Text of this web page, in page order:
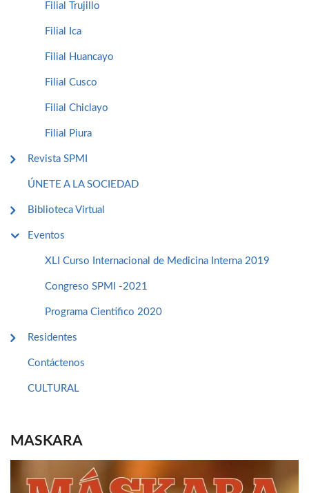
Filial Trujillo
Filial Ica
Filial Huancayo
Filial Cusco
Filial Chiclayo
Filial Piura
Revista SPMI
ÚNETE A LA SOCIEDAD
Biblioteca Virtual
Eventos
XLI Curso Internacional de Medicina Interna 2019
Congreso SPMI -2021
Programa Cientifico 2020
Residentes
Contáctenos
CULTURAL
MASKARA